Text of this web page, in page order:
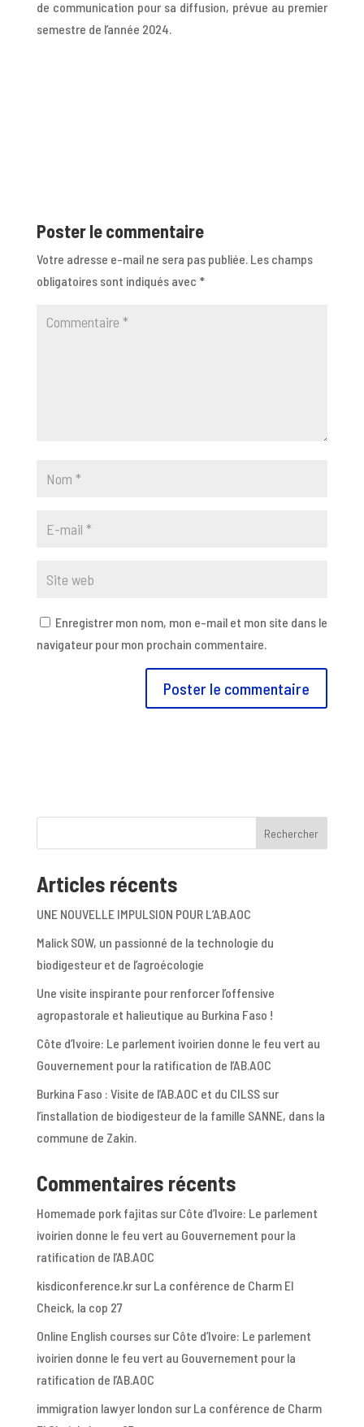
de communication pour sa diffusion, prévue au premier
semestre de l’année 2024.
Poster le commentaire
Votre adresse e-mail ne sera pas publiée. Les champs
obligatoires sont indiqués avec *
Enregistrer mon nom, mon e-mail et mon site dans le
navigateur pour mon prochain commentaire.
Rechercher
Articles récents
UNE NOUVELLE IMPULSION POUR L’AB.AOC
Malick SOW, un passionné de la technologie du
biodigesteur et de l’agroécologie
Une visite inspirante pour renforcer l’offensive
agropastorale et halieutique au Burkina Faso !
Côte d’Ivoire: Le parlement ivoirien donne le feu vert au
Gouvernement pour la ratification de l’AB.AOC
Burkina Faso : Visite de l’AB.AOC et du CILSS sur
l’installation de biodigesteur de la famille SANNE, dans la
commune de Zakin.
Commentaires récents
Homemade pork fajitassur Côte d’Ivoire: Le parlement
ivoirien donne le feu vert au Gouvernement pour la
ratification de l’AB.AOC
kisdiconference.krsur La conférence de Charm El
Cheick, la cop 27
Online English coursessur Côte d’Ivoire: Le parlement
ivoirien donne le feu vert au Gouvernement pour la
ratification de l’AB.AOC
immigration lawyer london sur La conférence de Charm